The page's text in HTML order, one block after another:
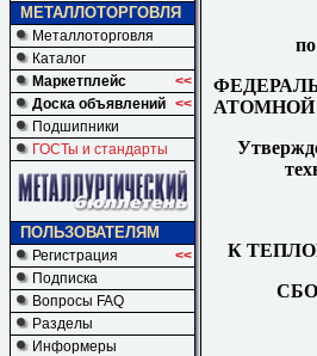
МЕТАЛЛОТОРГОВЛЯ
Металлоторговля
Каталог
Маркетплейс
<<
Доска объявлений <<
Подшипники
ГОСТы и стандарты
ПОЛЬЗОВАТЕЛЯМ
Регистрация
<<
Подписка
Вопросы FAQ
Разделы
Информеры
АТОМНОЙ
К